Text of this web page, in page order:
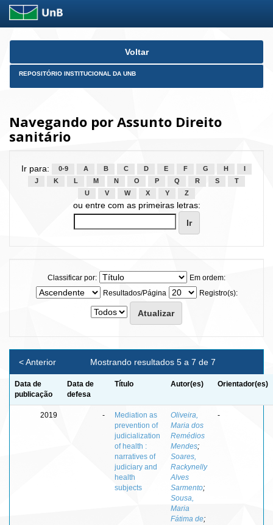
Skip
Voltar
REPOSITÓRIO INSTITUCIONAL DA UNB
Navegando por Assunto Direito
sanitário
Ir para: 0-9 A B C D E F G H
J
K L M N O P Q R S
T
U
V W X Y Z
ou entre com as primeiras letras:
Classificar por:
Em ordem:
Resultados/Página
Registro(s):
Mostrando resultados 5 a 7 de 7
< Anterior
Data de
publicação
Data de
defesa
Título Autor(es) Orientador(es)
2019 -
Mediation as
prevention of
judicialization
of health :
narratives of
judiciary and
health
subjects
Oliveira,
Maria dos
Remédios
Mendes;
Soares,
Rackynelly
Alves
Sarmento;
Sousa,
Maria
Fátima de;
-